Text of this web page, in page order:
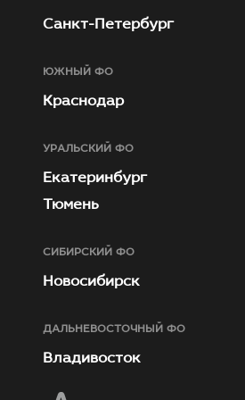
Санкт-Петербург
ЮЖНЫЙ ФО
Краснодар
УРАЛЬСКИЙ ФО
Екатеринбург
Тюмень
СИБИРСКИЙ ФО
Новосибирск
ДАЛЬНЕВОСТОЧНЫЙ ФО
Владивосток